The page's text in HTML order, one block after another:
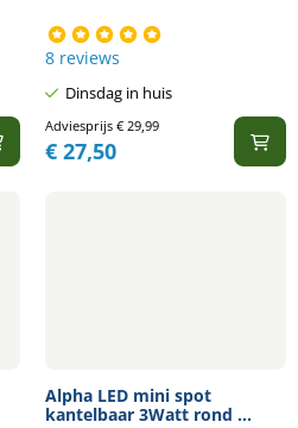
8 reviews
Dinsdag in huis
Adviesprijs €29,99
€27,50
Alpha LED mini spot
kantelbaar 3Watt rond ...